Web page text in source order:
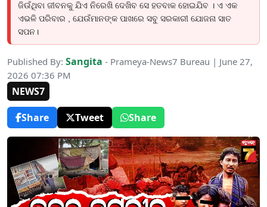
ଜିଉଁଥିବା ଜୀବନକୁ ଯିଏ ନିରେଖି ଦେଖିବ ସେ ହତବାକ ହୋଇଯିବ । ଏ ଏକ
ଏଭଳି ପରିବାର , ଯେଉଁମାନଙ୍କ ପାଖରେ ସବୁ ସରକାରୀ ଯୋଜନା ସାତ
ସପନ।
Published By: Sangita - Prameya-News7 Bureau | June 27,
2026 07:36 PM
NEWS7
Share
Tweet Share